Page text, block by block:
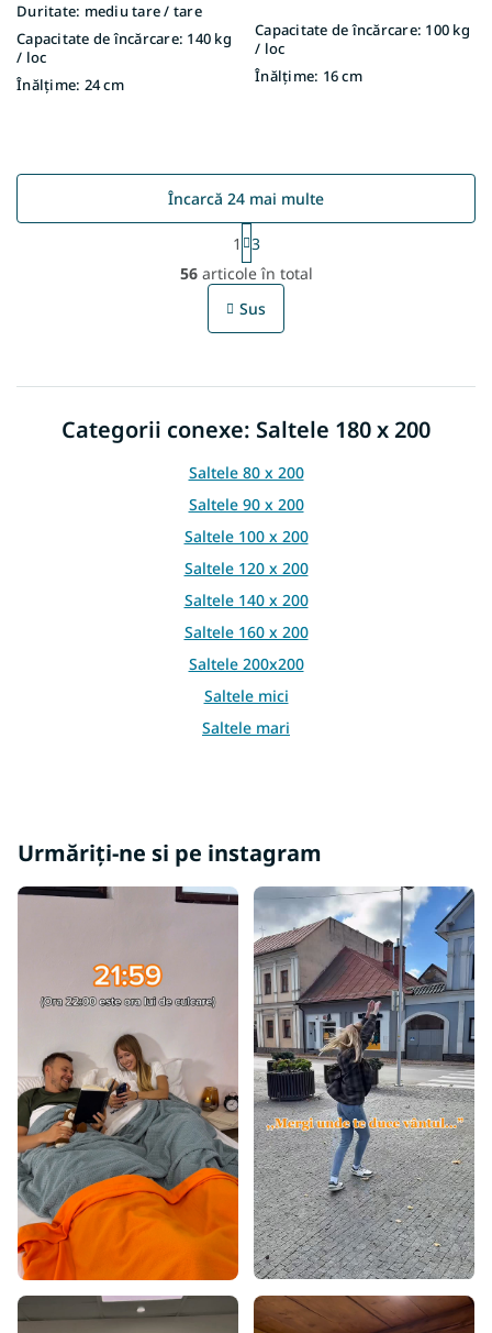
Duritate: mediu tare / tare
Capacitate de încărcare: 140 kg
/ loc
Înălțime: 24 cm
Capacitate de încărcare: 100 kg
/ loc
Înălțime: 16 cm
C
o
n
l
l
i
t
ă
i
l
o
r
Încarcă 24 mai multe
P
a
g
i
n
1
3
56articole în total
Sus
Categorii conexe: Saltele 180 x 200
Saltele 80 x 200
Saltele 90 x 200
Saltele 100 x 200
Saltele 120 x 200
Saltele 140 x 200
Saltele 160 x 200
Saltele 200x200
Saltele mici
Saltele mari
Urmăriți-ne si pe instagram